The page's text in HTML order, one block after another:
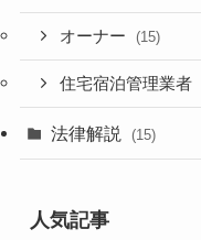
オーナー (15)
住宅宿泊管理業者
法律解説 (15)
人気記事